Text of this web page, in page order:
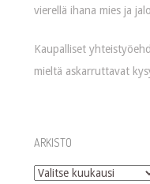
vierellä ihana mies ja
Kaupalliset
mieltä askarruttavat
ARKISTO
Arkisto